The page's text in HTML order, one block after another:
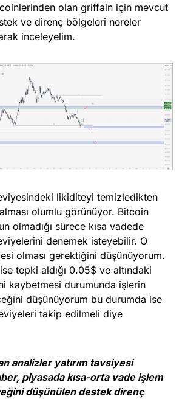
olan griffain için mevcut
ve direnç bölgeleri nereler
inceleyelim.
likiditeyi temizledikten
olumlu görünüyor. Bitcoin
olmadığı sürece kısa vadede
denemek isteyebilir. O
olması gerektiğini düşünüyorum.
tepki aldığı 0.05$ ve altındaki
kaybetmesi durumunda işlerin
düşünüyorum bu durumda ise
takip edilmeli diye
analizler yatırım tavsiyesi
piyasada kısa-orta vade işlem
düşünülen destek direnç